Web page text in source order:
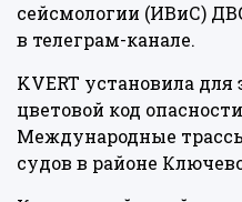
сейсмологии (ИВиС)
в телеграм-канале.
KVERT установила
цветовой код
Международные
судов в районе